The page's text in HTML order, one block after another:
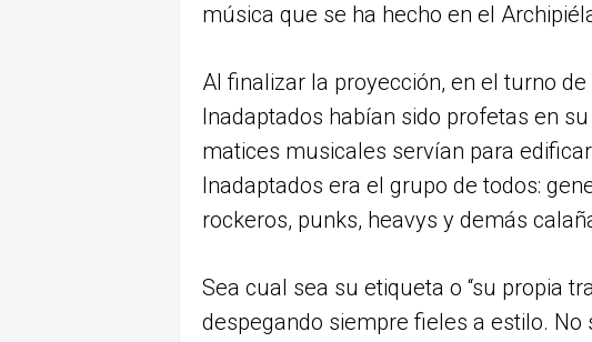
música que se ha hecho en el
Al finalizar la proyección, en el turno
Inadaptados habían sido profetas en
matices musicales servían para
Inadaptados era el grupo de todos:
rockeros, punks, heavys y demás
Sea cual sea su etiqueta o “su propia
despegando siempre fieles a estilo.